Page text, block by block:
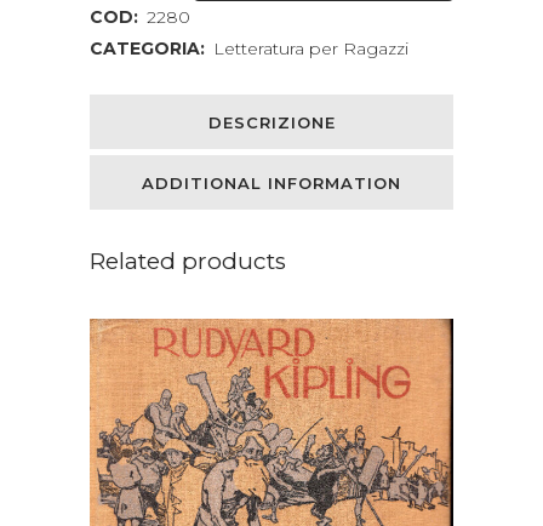
quantity
COD: 2280
CATEGORIA: Letteratura per Ragazzi
DESCRIZIONE
ADDITIONAL INFORMATION
Related products